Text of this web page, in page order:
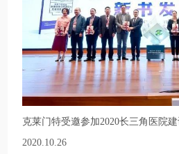
克莱门特受邀参加2020长三角医院建
2020.10.26